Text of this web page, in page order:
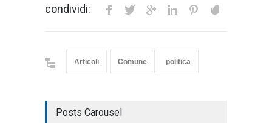
condividi:
Articoli Comune politica
Posts Carousel